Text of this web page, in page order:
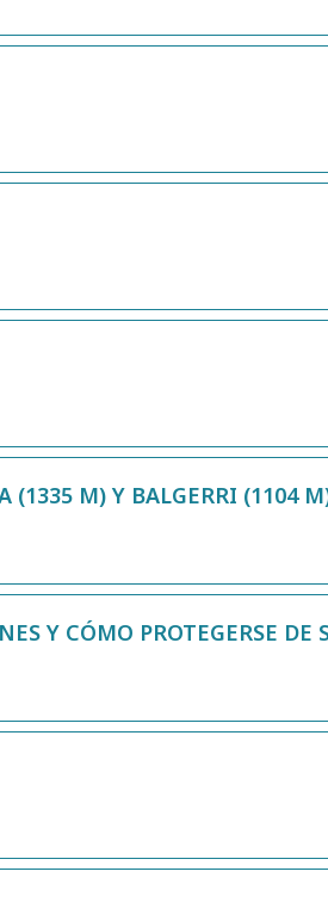
(1335 M) Y BALGERRI (1104
Y CÓMO PROTEGERSE